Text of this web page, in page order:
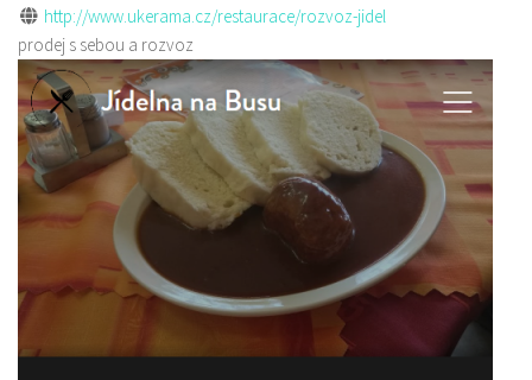
http://www.ukerama.cz/restaurace/rozvoz-jidel
prodej s sebou a rozvoz